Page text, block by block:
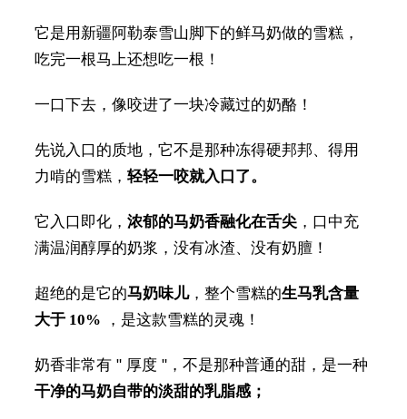
它是用新疆阿勒泰雪山脚下的鲜马奶做的雪糕，
吃完一根马上还想吃一根！
一口下去，像咬进了一块冷藏过的奶酪！
先说入口的质地，它不是那种冻得硬邦邦、得用
力啃的雪糕， 轻轻一咬就入口了。
它入口即化， 浓郁的马奶香融化在舌尖，口中充
满温润醇厚的奶浆，没有冰渣、没有奶膻！
超绝的是它的马奶味儿，整个雪糕的生马乳含量
大于 10% ，是这款雪糕的灵魂！
奶香非常有 " 厚度 "，不是那种普通的甜，是一种
干净的马奶自带的淡甜的乳脂感；